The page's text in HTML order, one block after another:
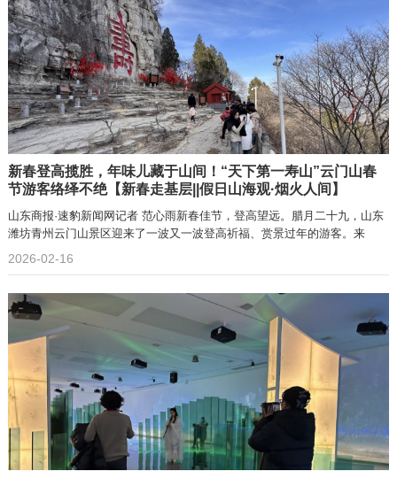
新春登高揽胜，年味儿藏于山间！“天下第一寿山”云门山春
节游客络绎不绝【新春走基层||假日山海观·烟火人间】
山东商报·速豹新闻网记者 范心雨新春佳节，登高望远。腊月二十九，山东
潍坊青州云门山景区迎来了一波又一波登高祈福、赏景过年的游客。来
2026-02-16